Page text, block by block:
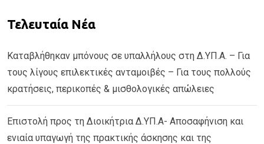
Τελευταία Νέα
Καταβλήθηκαν μπόνους σε υπαλλήλους στη Δ.ΥΠ.Α. – Για
τους λίγους επιλεκτικές ανταμοιβές – Για τους πολλούς
κρατήσεις, περικοπές & μισθολογικές απώλειες
Επιστολή προς τη Διοικήτρια Δ.ΥΠ.Α- Αποσαφήνιση και
ενιαία υπαγωγή της πρακτικής άσκησης και της